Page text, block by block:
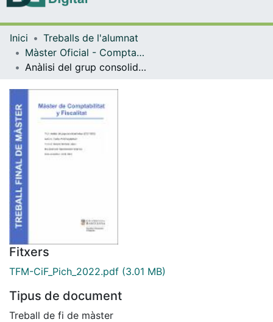
Navega per tot el DD
Com publicar
Inici
Treballs de l'alumnat
Màster Oficial - Comptabilitat i Fiscalitat
Anàlisi del grup consolidat Airbus (2017-2021)
Fitxers
TFM-CiF_Pich_2022.pdf (3.01 MB)
Tipus de document
Treball de fi de màster